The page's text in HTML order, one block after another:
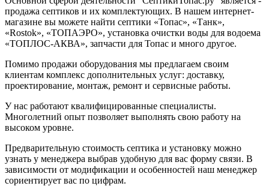
продажа септиков и их комплектующих. В нашем интернет-
магазине вы можете найти септики «Топас», «Танк»,
«Rostok», «ТОПАЭРО», установка очистки воды для водоема
«ТОПЛОС-АКВА», запчасти для Топас и много другое.
Помимо продажи оборудования мы предлагаем своим
клиентам комплекс дополнительных услуг: доставку,
проектирование, монтаж, ремонт и сервисные работы.
У нас работают квалифицированные специалисты.
Многолетний опыт позволяет выполнять свою работу на
высоком уровне.
Предварительную стоимость септика и установку можно
узнать у менеджера выбрав удобную для вас форму связи. В
зависимости от модификации и особенностей наш менеджер
сориентирует вас по цифрам.